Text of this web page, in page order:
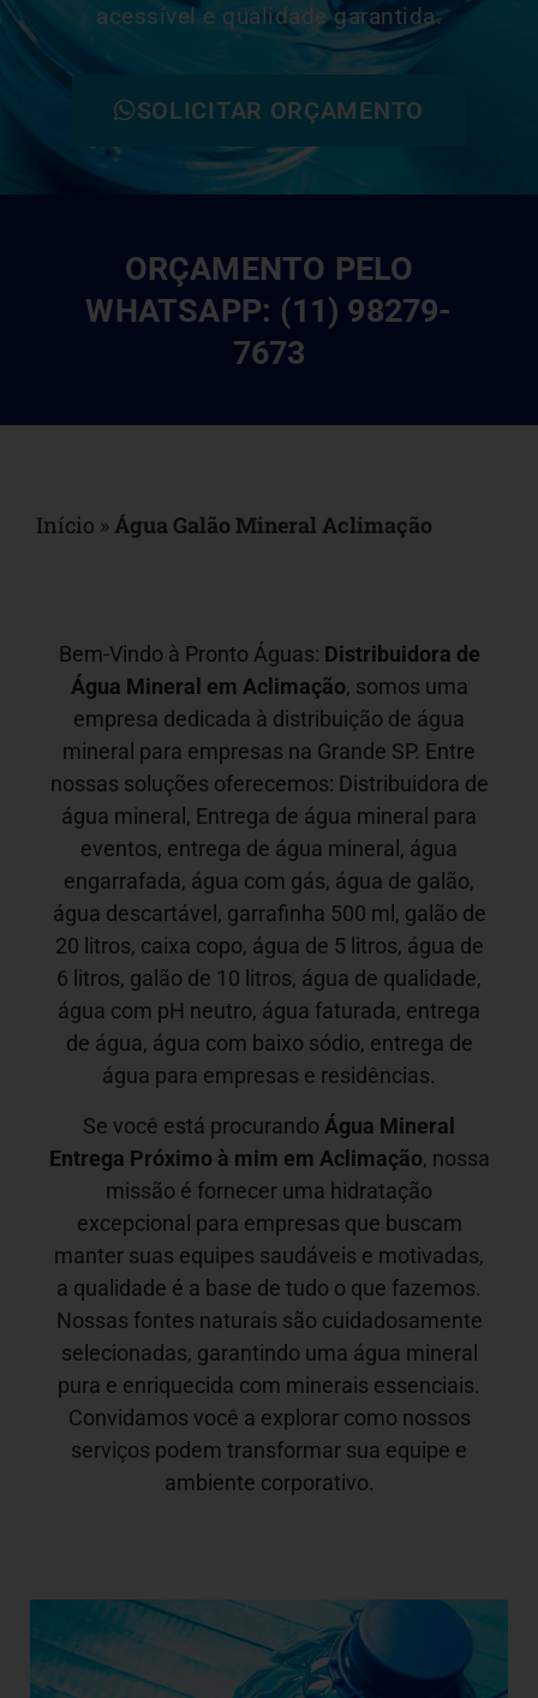
acessível e qualidade garantida.
SOLICITAR ORÇAMENTO
ORÇAMENTO PELO
WHATSAPP: (11) 98279-
7673
Início »Água Galão Mineral Aclimação
Bem-Vindo à Pronto Águas: Distribuidora de
Água Mineral em Aclimação, somos uma
empresa dedicada à distribuição de água
mineral para empresas na Grande SP. Entre
nossas soluções oferecemos: Distribuidora de
água mineral, Entrega de água mineral para
eventos, entrega de água mineral, água
engarrafada, água com gás, água de galão,
água descartável, garrafinha 500 ml, galão de
20 litros, caixa copo, água de 5 litros, água de
6 litros, galão de 10 litros, água de qualidade,
água com pH neutro, água faturada, entrega
de água, água com baixo sódio, entrega de
água para empresas e residências.
Se você está procurando Água Mineral
Entrega Próximo à mim em Aclimação, nossa
missão é fornecer uma hidratação
excepcional para empresas que buscam
manter suas equipes saudáveis e motivadas,
a qualidade é a base de tudo o que fazemos.
Nossas fontes naturais são cuidadosamente
selecionadas, garantindo uma água mineral
pura e enriquecida com minerais essenciais.
Convidamos você a explorar como nossos
serviços podem transformar sua equipe e
ambiente corporativo.